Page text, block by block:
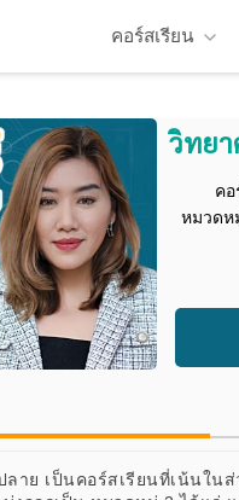
คอร์สเรียน
วิทย
ค
หมวดห
าย เป็นคอร์สเรียนที่เน้นใน